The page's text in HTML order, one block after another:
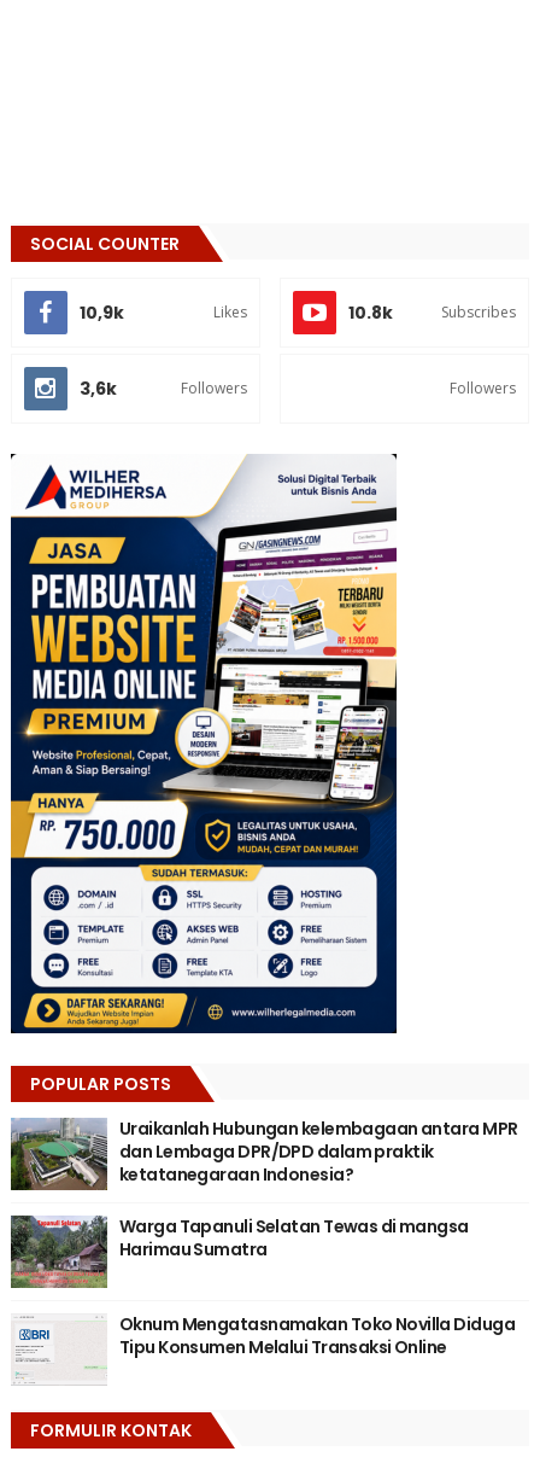
SOCIAL COUNTER
10,9k Likes 10.8k Subscribes
3,6k Followers Followers
POPULAR POSTS
Uraikanlah Hubungan kelembagaan antara MPR
dan Lembaga DPR/DPD dalam praktik
ketatanegaraan Indonesia?
Warga Tapanuli Selatan Tewas di mangsa
Harimau Sumatra
Oknum Mengatasnamakan Toko Novilla Diduga
Tipu Konsumen Melalui Transaksi Online
FORMULIR KONTAK